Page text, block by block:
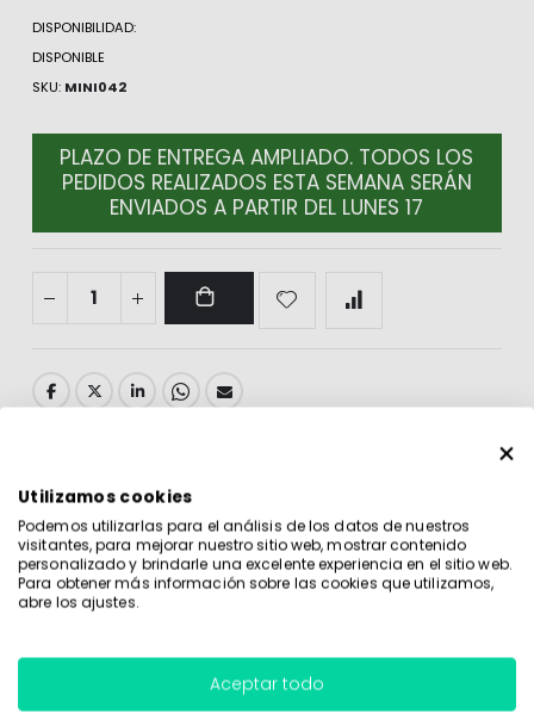
DISPONIBILIDAD:
DISPONIBLE
SKU MINI042
PLAZO DE ENTREGA AMPLIADO. TODOS LOS
PEDIDOS REALIZADOS ESTA SEMANA SERÁN
ENVIADOS A PARTIR DEL LUNES 17
Comprar Mini botella de Whisky Ballantine's de 5cl de
cristal.
perfecto para regalo en cualquier tipo de boda y evento.
Utilizamos cookies
Podemos utilizarlas para el análisis de los datos de nuestros
visitantes, para mejorar nuestro sitio web, mostrar contenido
personalizado y brindarle una excelente experiencia en el sitio web.
Para obtener más información sobre las cookies que utilizamos,
abre los ajustes.
Aceptar todo